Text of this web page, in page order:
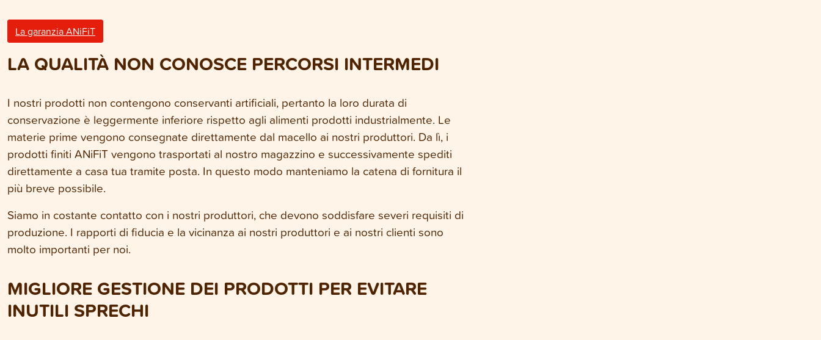
La garanzia ANiFiT
LA QUALITÀ NON CONOSCE PERCORSI INTERMEDI
I nostri prodotti non contengono conservanti artificiali, pertanto la loro durata di
conservazione è leggermente inferiore rispetto agli alimenti prodotti industrialmente. Le
materie prime vengono consegnate direttamente dal macello ai nostri produttori. Da lì, i
prodotti finiti ANiFiT vengono trasportati al nostro magazzino e successivamente spediti
direttamente a casa tua tramite posta. In questo modo manteniamo la catena di fornitura il
più breve possibile.
Siamo in costante contatto con i nostri produttori, che devono soddisfare severi requisiti di
produzione. I rapporti di fiducia e la vicinanza ai nostri produttori e ai nostri clienti sono
molto importanti per noi.
MIGLIORE GESTIONE DEI PRODOTTI PER EVITARE
INUTILI SPRECHI